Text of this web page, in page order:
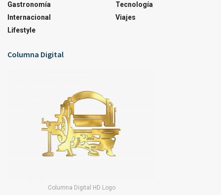
Gastronomía
Internacional
Lifestyle
Tecnología
Viajes
Columna Digital
Columna Digital HD Logo